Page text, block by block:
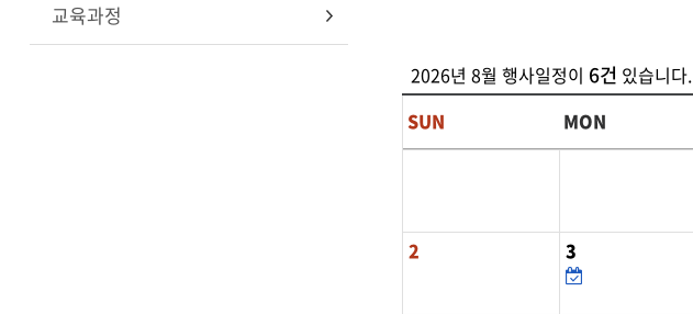
교육과정
2026년 8월 행사일정이 6건 있습니다.
SUN
MON
2 3